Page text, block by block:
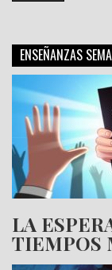
ENSEÑANZAS
LA
TIEMPOS